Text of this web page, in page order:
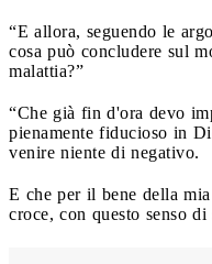
“E allora, seguendo le
cosa può concludere sul
malattia?”
“Che già fin d'ora devo
pienamente fiducioso in
venire niente di negativo.
E che per il bene della
croce, con questo senso di